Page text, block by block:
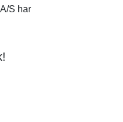
S har